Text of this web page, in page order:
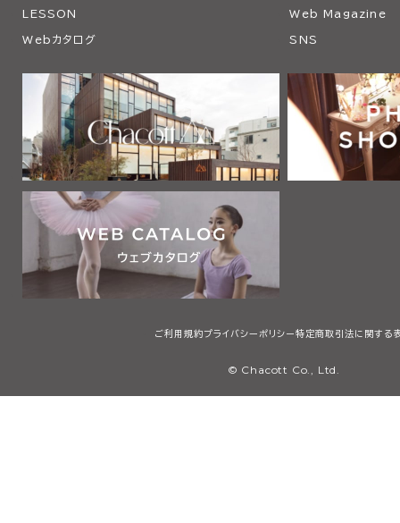
LESSON Web Magazine
Webカタログ SNS
ご利用規約プライバシーポリシー 特定商取引法に関する
© Chacott Co., Ltd.